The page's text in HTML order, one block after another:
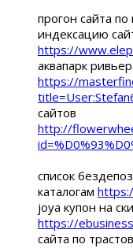
прогон сайта
индексацию
https://
аквапарк
https://
сайтов
http://
список
каталогам
joya купон на
https://
сайта по